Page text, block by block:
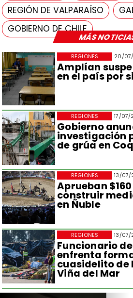
MÁS
20/
Amplían
en el país por
REGIONES
17/07/
Gobierno
investigación
de grúa en
REGIONES
13/07/
Aprueban
construir
en Ñuble
REGIONES
13/07/
Funcionario
enfrenta
cuasidelito de
Viña del Mar
REGIONES
REGIÓN DE VALPARAÍSO
GOBIERNO DE CHILE